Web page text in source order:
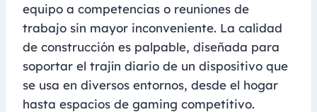
equipo a competencias o reuniones de
trabajo sin mayor inconveniente. La calidad
de construcción es palpable, diseñada para
soportar el trajín diario de un dispositivo que
se usa en diversos entornos, desde el hogar
hasta espacios de gaming competitivo.